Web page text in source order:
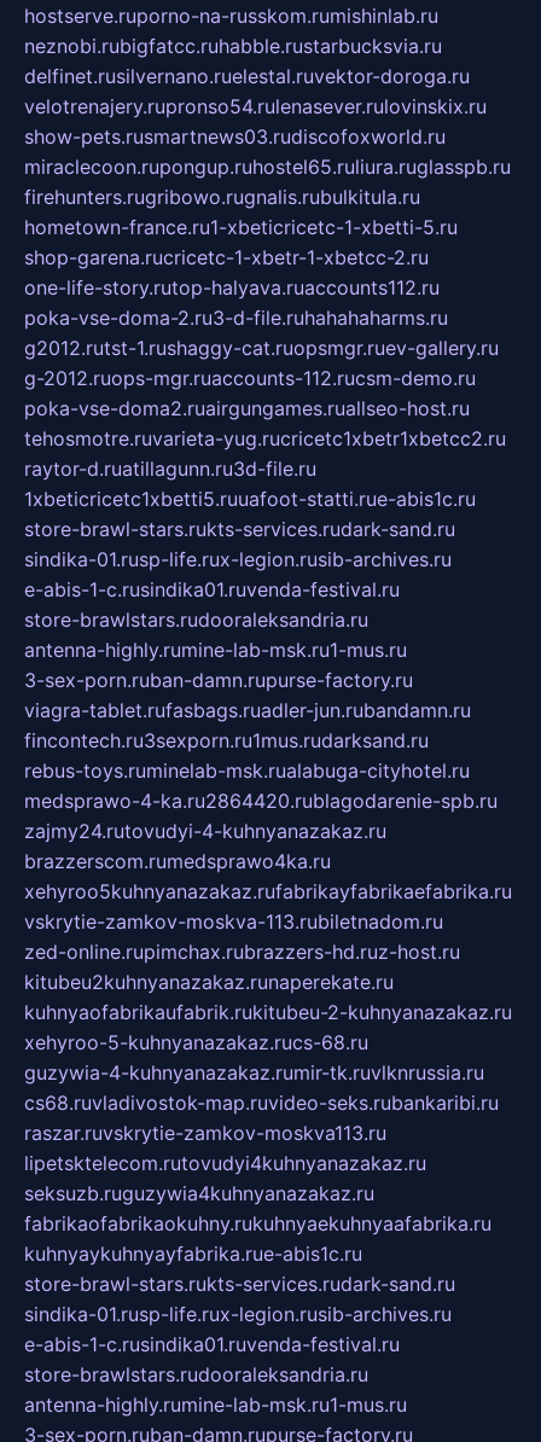
hostserve.ruporno-na-russkom.rumishinlab.ru
neznobi.rubigfatcc.ruhabble.rustarbucksvia.ru
delfinet.rusilvernano.ruelestal.ruvektor-doroga.ru
velotrenajery.rupronso54.rulenasever.rulovinskix.ru
show-pets.rusmartnews03.rudiscofoxworld.ru
miraclecoon.rupongup.ruhostel65.ruliura.ruglasspb.ru
firehunters.rugribowo.rugnalis.rubulkitula.ru
hometown-france.ru1-xbeticricetc-1-xbetti-5.ru
shop-garena.rucricetc-1-xbetr-1-xbetcc-2.ru
one-life-story.rutop-halyava.ruaccounts112.ru
poka-vse-doma-2.ru3-d-file.ruhahahaharms.ru
g2012.rutst-1.rushaggy-cat.ruopsmgr.ruev-gallery.ru
g-2012.ruops-mgr.ruaccounts-112.rucsm-demo.ru
poka-vse-doma2.ruairgungames.ruallseo-host.ru
tehosmotre.ruvarieta-yug.rucricetc1xbetr1xbetcc2.ru
raytor-d.ruatillagunn.ru3d-file.ru
1xbeticricetc1xbetti5.ruuafoot-statti.rue-abis1c.ru
store-brawl-stars.rukts-services.rudark-sand.ru
sindika-01.rusp-life.rux-legion.rusib-archives.ru
e-abis-1-c.rusindika01.ruvenda-festival.ru
store-brawlstars.rudooraleksandria.ru
antenna-highly.rumine-lab-msk.ru1-mus.ru
3-sex-porn.ruban-damn.rupurse-factory.ru
viagra-tablet.rufasbags.ruadler-jun.rubandamn.ru
fincontech.ru3sexporn.ru1mus.rudarksand.ru
rebus-toys.ruminelab-msk.rualabuga-cityhotel.ru
medsprawo-4-ka.ru2864420.rublagodarenie-spb.ru
zajmy24.rutovudyi-4-kuhnyanazakaz.ru
brazzerscom.rumedsprawo4ka.ru
xehyroo5kuhnyanazakaz.rufabrikayfabrikaefabrika.ru
vskrytie-zamkov-moskva-113.rubiletnadom.ru
zed-online.rupimchax.rubrazzers-hd.ruz-host.ru
kitubeu2kuhnyanazakaz.runaperekate.ru
kuhnyaofabrikaufabrik.rukitubeu-2-kuhnyanazakaz.ru
xehyroo-5-kuhnyanazakaz.rucs-68.ru
guzywia-4-kuhnyanazakaz.rumir-tk.ruvlknrussia.ru
cs68.ruvladivostok-map.ruvideo-seks.rubankaribi.ru
raszar.ruvskrytie-zamkov-moskva113.ru
lipetsktelecom.rutovudyi4kuhnyanazakaz.ru
seksuzb.ruguzywia4kuhnyanazakaz.ru
fabrikaofabrikaokuhny.rukuhnyaekuhnyaafabrika.ru
kuhnyaykuhnyayfabrika.rue-abis1c.ru
store-brawl-stars.rukts-services.rudark-sand.ru
sindika-01.rusp-life.rux-legion.rusib-archives.ru
e-abis-1-c.rusindika01.ruvenda-festival.ru
store-brawlstars.rudooraleksandria.ru
antenna-highly.rumine-lab-msk.ru1-mus.ru
3-sex-porn.ruban-damn.rupurse-factory.ru